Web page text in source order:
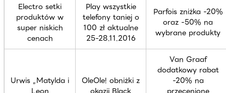
Electro setki
produktów w
super niskich
cenach
Play wszystkie
telefony taniej o
100 zł aktualne
25-28.11.2016
Parfois zniżka -20%
oraz -50% na
wybrane produkty
Urwis „Matylda i
OleOle! obniżki z
Van Graaf
dodatkowy rabat
-20% na